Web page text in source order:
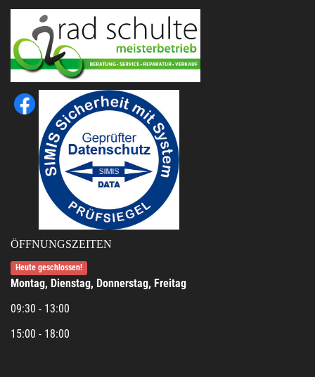
ÖFFNUNGSZEITEN
Heute geschlossen!
Montag, Dienstag, Donnerstag, Freitag
09:30 - 13:00
15:00 - 18:00